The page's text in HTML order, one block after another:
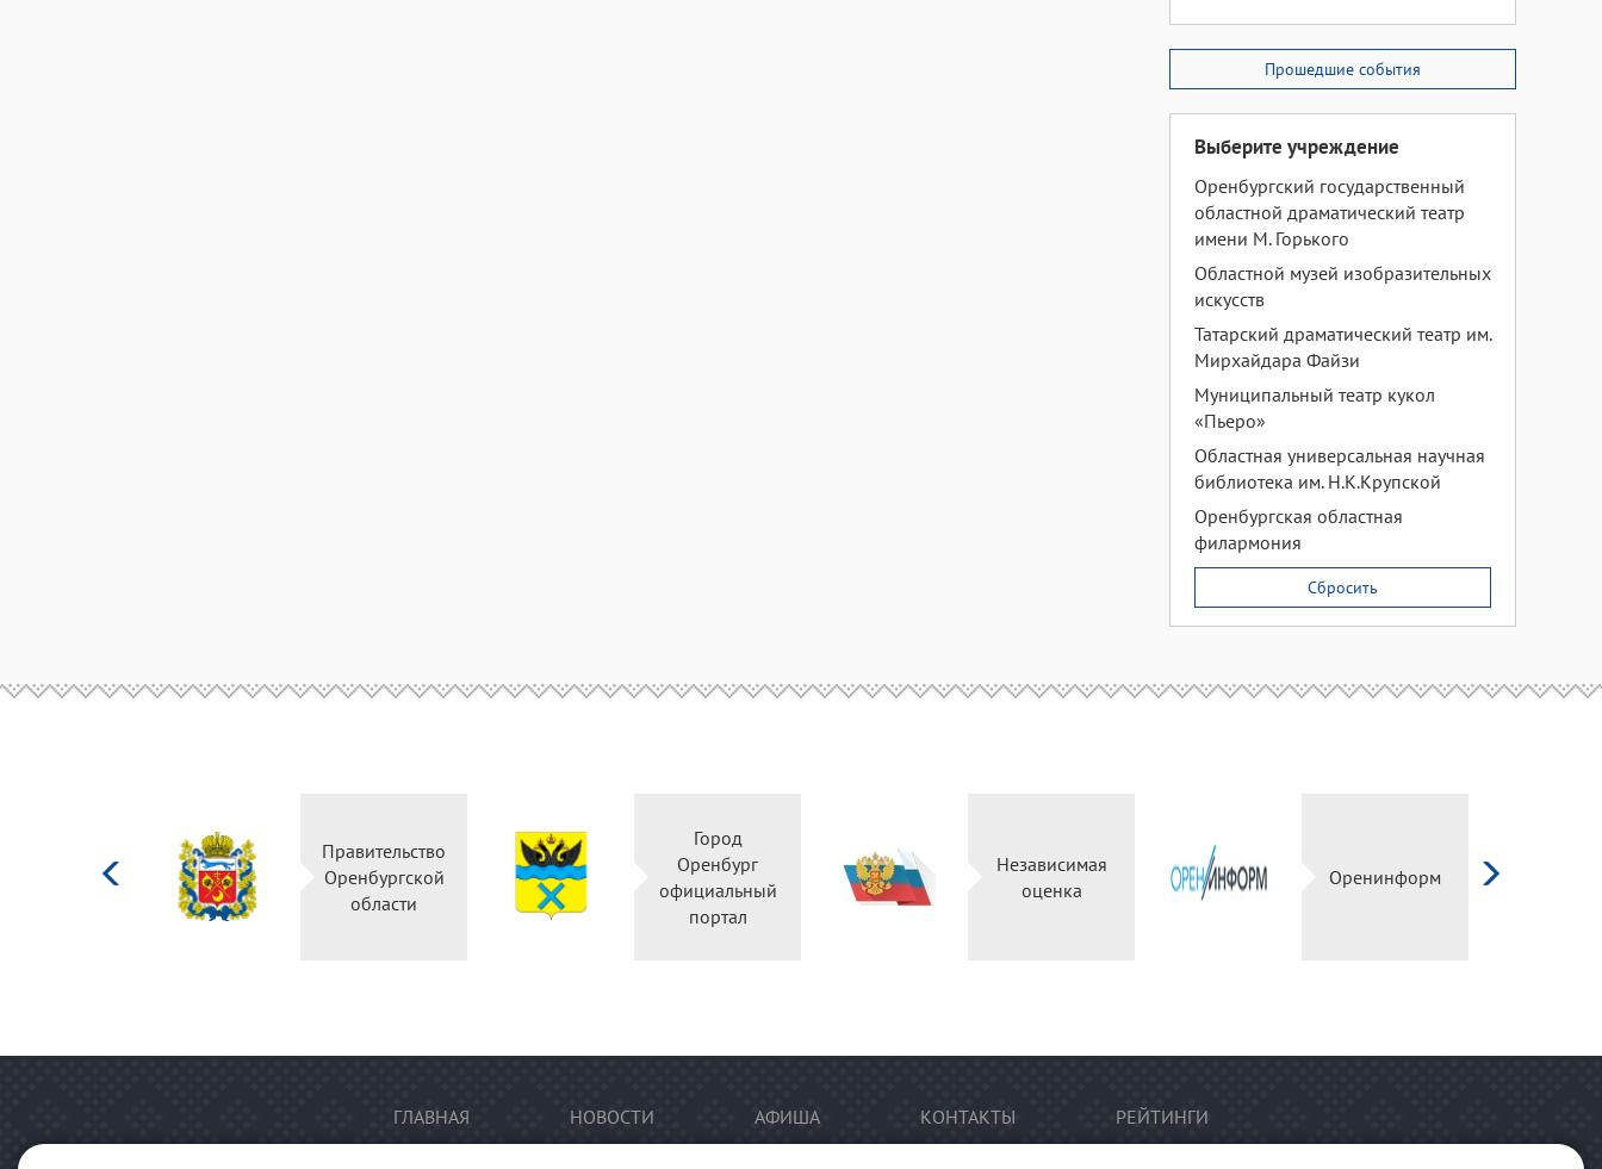
Прошедшие события
Выберите учреждение
Оренбургский государственный
областной драматический театр
имени М. Горького
Областной музей изобразительных
искусств
Татарский драматический театр им.
Мирхайдара Файзи
Муниципальный театр кукол
«Пьеро»
Областная универсальная научная
библиотека им. Н.К.Крупской
Оренбургская областная
филармония
Сбросить
Правительство
Оренбургской
области
Город
Оренбург
официальный
портал
Независимая
оценка
Оренинформ
ГЛАВНАЯ НОВОСТИ АФИША КОНТАКТЫ РЕЙТИНГИ